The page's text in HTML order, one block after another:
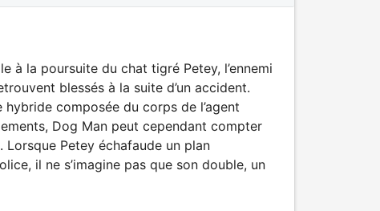
à la poursuite du chat tigré Petey, l’ennemi
blessés à la suite d’un accident.
composée du corps de l’agent
Dog Man peut cependant compter
Petey échafaude un plan
il ne s’imagine pas que son double, un